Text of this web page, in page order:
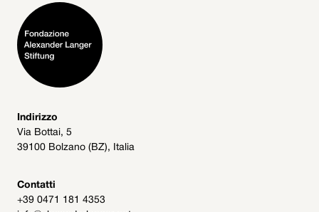
Indirizzo
Via Bottai, 5
39100 Bolzano (BZ), Italia
Contatti
+39 0471 181 4353